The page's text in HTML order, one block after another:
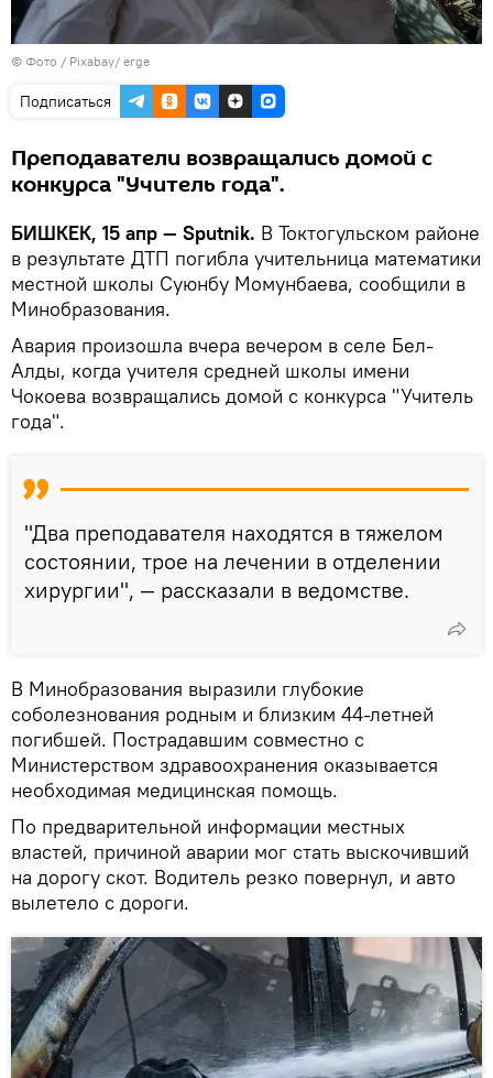
© Фото / Pixabay/ erge
Подписаться
Преподаватели возвращались домой с
конкурса "Учитель года".
БИШКЕК, 15 апр — Sputnik. В Токтогульском районе
в результате ДТП погибла учительница математики
местной школы Суюнбу Момунбаева, сообщили в
Минобразования.
Авария произошла вчера вечером в селе Бел-
Алды, когда учителя средней школы имени
Чокоева возвращались домой с конкурса "Учитель
года".
"Два преподавателя находятся в тяжелом
состоянии, трое на лечении в отделении
хирургии", — рассказали в ведомстве.
В Минобразования выразили глубокие
соболезнования родным и близким 44-летней
погибшей. Пострадавшим совместно с
Министерством здравоохранения оказывается
необходимая медицинская помощь.
По предварительной информации местных
властей, причиной аварии мог стать выскочивший
на дорогу скот. Водитель резко повернул, и авто
вылетело с дороги.